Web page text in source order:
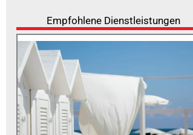
Empfohlene Dienstleistungen